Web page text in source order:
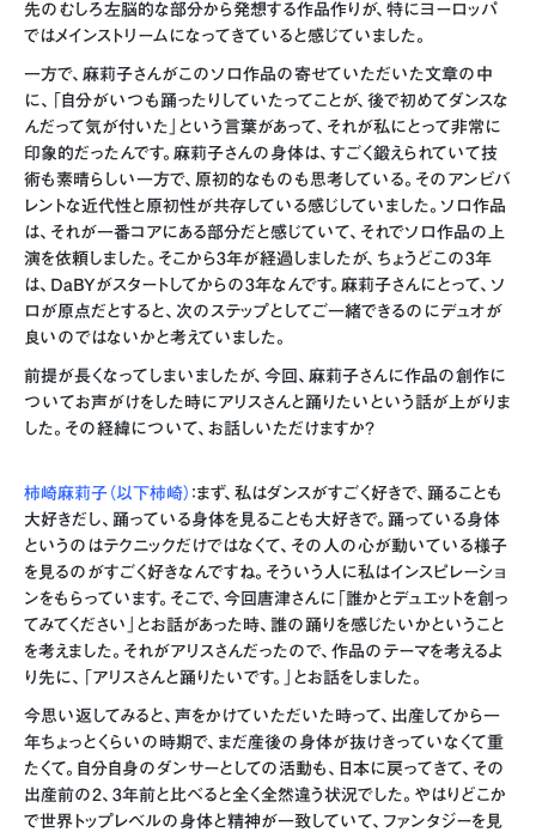
先のむしろ左脳的な部分から発想する作品作りが、特にヨーロッパ
ではメインストリームになってきていると感じていました。
一方で、麻莉子さんがこのソロ作品の寄せていただいた文章の中
に、「自分がいつも踊ったりしていたってことが、後で初めてダンスな
んだって気が付いた」という言葉があって、それが私にとって非常に
印象的だったんです。麻莉子さんの身体は、すごく鍛えられていて技
術も素晴らしい一方で、原初的なものも思考している。そのアンビバ
レントな近代性と原初性が共存している感じしていました。ソロ作品
は、それが一番コアにある部分だと感じていて、それでソロ作品の上
演を依頼しました。そこから3年が経過しましたが、ちょうどこの3年
は、DaBYがスタートしてからの3年なんです。麻莉子さんにとって、ソ
ロが原点だとすると、次のステップとしてご一緒できるのにデュオが
良いのではないかと考えていました。
前提が長くなってしまいましたが、今回、麻莉子さんに作品の創作に
ついてお声がけをした時にアリスさんと踊りたいという話が上がりま
した。その経緯について、お話しいただけますか？
柿崎麻莉子（以下柿崎） ：まず、私はダンスがすごく好きで、踊ることも
大好きだし、踊っている身体を見ることも大好きで。踊っている身体
というのはテクニックだけではなくて、その人の心が動いている様子
を見るのがすごく好きなんですね。そういう人に私はインスピレーショ
ンをもらっています。そこで、今回唐津さんに「誰かとデュエットを創っ
てみてください」とお話があった時、誰の踊りを感じたいかということ
を考えました。それがアリスさんだったので、作品のテーマを考えるよ
り先に、「アリスさんと踊りたいです。」とお話をしました。
今思い返してみると、声をかけていただいた時って、出産してから一
年ちょっとくらいの時期で、まだ産後の身体が抜けきっていなくて重
たくて。自分自身のダンサーとしての活動も、日本に戻ってきて、その
出産前の2、3年前と比べると全く全然違う状況でした。やはりどこか
で世界トップレベルの身体と精神が一致していて、ファンタジーを見